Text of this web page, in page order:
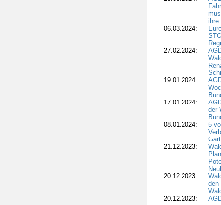
ihre
06.03.2024:
27.02.2024:
19.01.2024:
17.01.2024:
der
08.01.2024:
5
21.12.2023:
20.12.2023:
den
20.12.2023: